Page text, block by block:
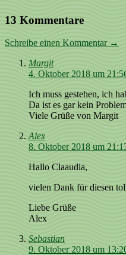
13 Kommentare
Schreibe einen Kommentar →
Margit
4. Oktober 2018 um
Ich muss gestehen, ich
Da ist es gar kein
Viele Grüße von Margit
Alex
8. Oktober 2018 um
Hallo Claaudia,
vielen Dank für diesen
Liebe Grüße
Alex
Sebastian
9. Oktober 2018 um